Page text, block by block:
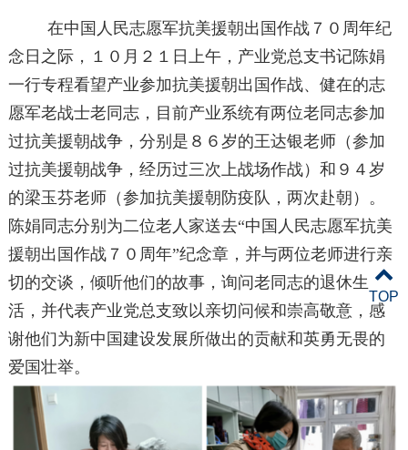
在中国人民志愿军抗美援朝出国作战７０周年纪
念日之际，１０月２１日上午，产业党总支书记陈娟
一行专程看望产业参加抗美援朝出国作战、健在的志
愿军老战士老同志，目前产业系统有两位老同志参加
过抗美援朝战争，分别是８６岁的王达银老师（参加
过抗美援朝战争，经历过三次上战场作战）和９４岁
的梁玉芬老师（参加抗美援朝防疫队，两次赴朝）。
陈娟同志分别为二位老人家送去“中国人民志愿军抗美
援朝出国作战７０周年”纪念章，并与两位老师进行亲
切的交谈，倾听他们的故事，询问老同志的退休生
活，并代表产业党总支致以亲切问候和崇高敬意，感
谢他们为新中国建设发展所做出的贡献和英勇无畏的
爱国壮举。
TOP